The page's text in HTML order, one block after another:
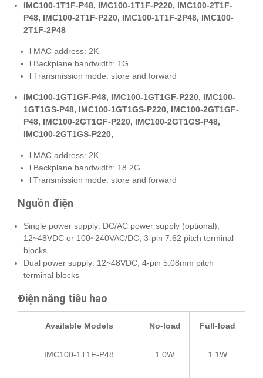
IMC100-1T1F-P48, IMC100-1T1F-P220, IMC100-2T1F-
P48, IMC100-2T1F-P220, IMC100-1T1F-2P48, IMC100-
2T1F-2P48
l MAC address: 2K
l Backplane bandwidth: 1G
l Transmission mode: store and forward
IMC100-1GT1GF-P48, IMC100-1GT1GF-P220, IMC100-
1GT1GS-P48, IMC100-1GT1GS-P220, IMC100-2GT1GF-
P48, IMC100-2GT1GF-P220, IMC100-2GT1GS-P48,
IMC100-2GT1GS-P220,
l MAC address: 2K
l Backplane bandwidth: 18.2G
l Transmission mode: store and forward
Nguồn điện
Single power supply: DC/AC power supply (optional),
12~48VDC or 100~240VAC/DC, 3-pin 7.62 pitch terminal
blocks
Dual power supply: 12~48VDC, 4-pin 5.08mm pitch
terminal blocks
Điện năng tiêu hao
Available Models No-load Full-load
IMC100-1T1F-P48 1.0W 1.1W